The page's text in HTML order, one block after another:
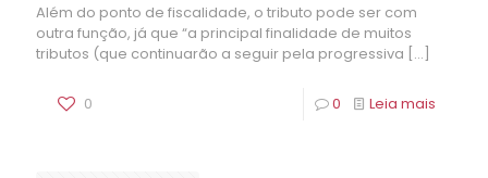
Além do ponto de fiscalidade, o tributo pode ser com
outra função, já que “a principal finalidade de muitos
tributos (que continuarão a seguir pela progressiva […]
0 0 Leia mais